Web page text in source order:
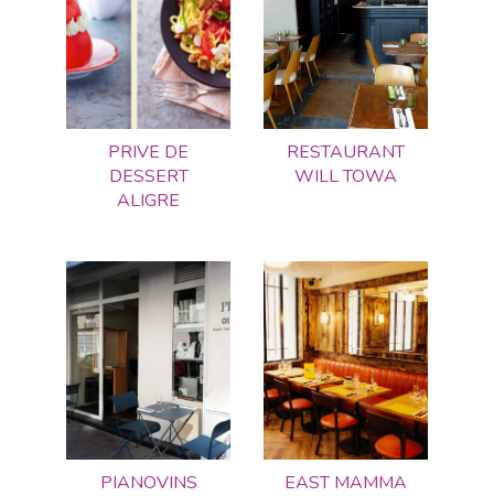
PRIVE DE
DESSERT
ALIGRE
RESTAURANT
WILL TOWA
PIANOVINS EAST MAMMA